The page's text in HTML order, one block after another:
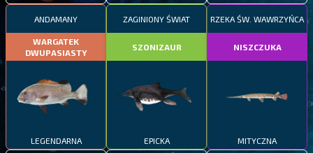
ANDAMANY
WARGATEK
DWUPASIASTY
LEGENDARNA
ZAGINIONY ŚWIAT
SZONIZAUR
EPICKA
RZEKA ŚW. WAWRZYŃCA
NISZCZUKA
MITYCZNA